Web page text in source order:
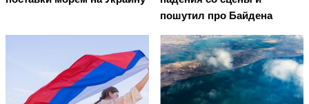
пошутил про Байдена